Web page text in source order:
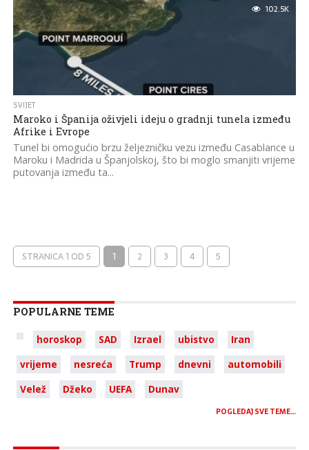
102.5K
SVIJET
Maroko i Španija oživjeli ideju o gradnji tunela između
Afrike i Evrope
Tunel bi omogućio brzu željezničku vezu između Casablance u
Maroku i Madrida u Španjolskoj, što bi moglo smanjiti vrijeme
putovanja između ta...
STRANICA 1 OD 5 1 2 3 4 5
POPULARNE TEME
horoskop SAD Izrael ubistvo
Iran
vrijeme
nesreća Trump dnevni
automobili
Velež
Džeko UEFA Dunav
POGLEDAJ SVE TEME…